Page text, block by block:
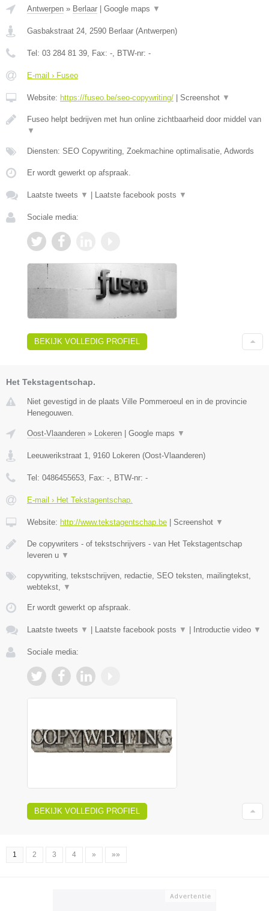
Antwerpen » Berlaar Google maps ▼
Gasbakstraat 24, 2590 Berlaar (Antwerpen)
Tel: 03 284 81 39, Fax: -, BTW-nr: -
E-mail › Fuseo
Website: https://fuseo.be/seo-copywriting/ Screenshot ▼
Fuseo helpt bedrijven met hun online zichtbaarheid door middel van
▼
Diensten: SEO Copywriting, Zoekmachine optimalisatie, Adwords
Er wordt gewerkt op afspraak.
Laatste tweets ▼ Laatste facebook posts ▼
Sociale media:
BEKIJK VOLLEDIG PROFIEL
Het Tekstagentschap.
Niet gevestigd in de plaats Ville Pommeroeul en in de provincie
Henegouwen.
Oost-Vlaanderen » Lokeren Google maps ▼
Leeuwerikstraat 1, 9160 Lokeren (Oost-Vlaanderen)
Tel: 0486455653, Fax: -, BTW-nr: -
E-mail › Het Tekstagentschap.
Website: http://www.tekstagentschap.be Screenshot ▼
De copywriters - of tekstschrijvers - van Het Tekstagentschap
leveren u ▼
copywriting, tekstschrijven, redactie, SEO teksten, mailingtekst,
webtekst, ▼
Er wordt gewerkt op afspraak.
Laatste tweets ▼ Laatste facebook posts ▼ Introductie video ▼
Sociale media:
BEKIJK VOLLEDIG PROFIEL
1 2 3 4 » »»